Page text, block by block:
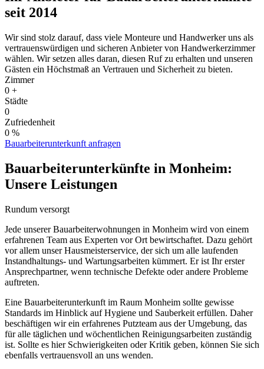
s
seit 2014
Wir sind stolz darauf, dass viele Monteure und Handwerker uns als
vertrauenswürdigen und sicheren Anbieter von Handwerkerzimmer
wählen. Wir setzen alles daran, diesen Ruf zu erhalten und unseren
Gästen ein Höchstmaß an Vertrauen und Sicherheit zu bieten.
Zimmer
0 +
Städte
0
Zufriedenheit
0 %
Bauarbeiterunterkunft anfragen
Bauarbeiterunterkünfte in Monheim:
Unsere Leistungen
Rundum versorgt
Jede unserer Bauarbeiterwohnungen in Monheim wird von einem
erfahrenen Team aus Experten vor Ort bewirtschaftet. Dazu gehört
vor allem unser Hausmeisterservice, der sich um alle laufenden
Instandhaltungs- und Wartungsarbeiten kümmert. Er ist Ihr erster
Ansprechpartner, wenn technische Defekte oder andere Probleme
auftreten.
Eine Bauarbeiterunterkunft im Raum Monheim sollte gewisse
Standards im Hinblick auf Hygiene und Sauberkeit erfüllen. Daher
beschäftigen wir ein erfahrenes Putzteam aus der Umgebung, das
für alle täglichen und wöchentlichen Reinigungsarbeiten zuständig
ist. Sollte es hier Schwierigkeiten oder Kritik geben, können Sie sich
ebenfalls vertrauensvoll an uns wenden.